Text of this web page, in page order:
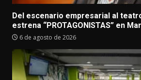
Del escenario empresarial al
estrena “PROTAGONISTAS” en
6 de agosto de 2026